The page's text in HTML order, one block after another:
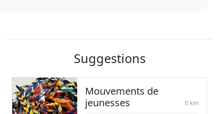
Suggestions
Mouvements de
jeunesses
0 km